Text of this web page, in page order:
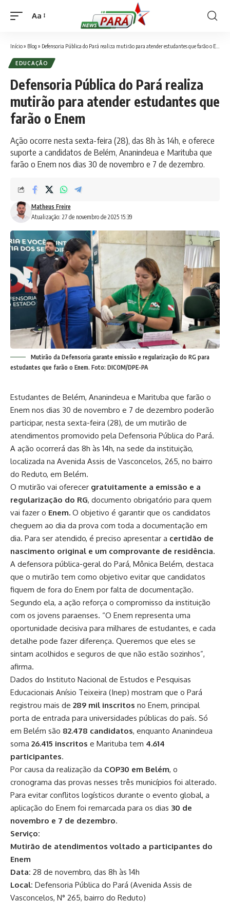
Font
Aa
Início» Blog » Defensoria Pública do Pará realiza mutirão para atender estudantes que farão o Enem
EDUCAÇÃO
Defensoria Pública do Pará realiza
mutirão para atender estudantes que
farão o Enem
Ação ocorre nesta sexta-feira (28), das 8h às 14h, e oferece
suporte a candidatos de Belém, Ananindeua e Marituba que
farão o Enem nos dias 30 de novembro e 7 de dezembro.
Atualização: 27 de novembro de 2025 15:39
Matheus Freire
Mutirão da Defensoria garante emissão e regularização do RG para
estudantes que farão o Enem. Foto: DICOM/DPE-PA
Estudantes de Belém, Ananindeua e Marituba que farão o
Enem nos dias 30 de novembro e 7 de dezembro poderão
participar, nesta sexta-feira (28), de um mutirão de
atendimentos promovido pela Defensoria Pública do Pará.
A ação ocorrerá das 8h às 14h, na sede da instituição,
localizada na Avenida Assis de Vasconcelos, 265, no bairro
do Reduto, em Belém.
O mutirão vai oferecer gratuitamente a emissão e a
regularização do RG, documento obrigatório para quem
vai fazer o Enem. O objetivo é garantir que os candidatos
cheguem ao dia da prova com toda a documentação em
dia. Para ser atendido, é preciso apresentar a certidão de
nascimento original e um comprovante de residência.
A defensora pública-geral do Pará, Mônica Belém, destaca
que o mutirão tem como objetivo evitar que candidatos
fiquem de fora do Enem por falta de documentação.
Segundo ela, a ação reforça o compromisso da instituição
com os jovens paraenses. “O Enem representa uma
oportunidade decisiva para milhares de estudantes, e cada
detalhe pode fazer diferença. Queremos que eles se
sintam acolhidos e seguros de que não estão sozinhos”,
afirma.
Dados do Instituto Nacional de Estudos e Pesquisas
Educacionais Anísio Teixeira (Inep) mostram que o Pará
registrou mais de 289 mil inscritos no Enem, principal
porta de entrada para universidades públicas do país. Só
em Belém são 82.478 candidatos, enquanto Ananindeua
soma 26.415 inscritos e Marituba tem 4.614
participantes.
Por causa da realização da COP30 em Belém, o
cronograma das provas nesses três municípios foi alterado.
Para evitar conflitos logísticos durante o evento global, a
aplicação do Enem foi remarcada para os dias 30 de
novembro e 7 de dezembro.
Serviço:
Mutirão de atendimentos voltado a participantes do
Enem
Data: 28 de novembro, das 8h às 14h
Local: Defensoria Pública do Pará (Avenida Assis de
Vasconcelos, N° 265, bairro do Reduto)